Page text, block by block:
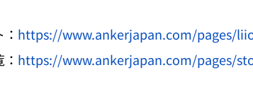
https://www.ankerjapan.com/pages/
https://www.ankerjapan.com/pages/